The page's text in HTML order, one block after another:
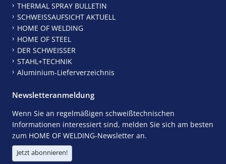
THERMAL SPRAY BULLETIN
SCHWEISSAUFSICHT AKTUELL
HOME OF WELDING
HOME OF STEEL
DER SCHWEISSER
STAHL+TECHNIK
Aluminium-Lieferverzeichnis
Newsletteranmeldung
Wenn Sie an regelmäßigen schweißtechnischen
Informationen interessiert sind, melden Sie sich am besten
zum HOME OF WELDING-Newsletter an.
Jetzt abonnieren!